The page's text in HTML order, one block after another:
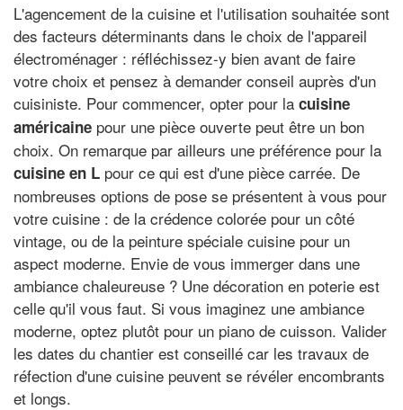
L'agencement de la cuisine et l'utilisation souhaitée sont
des facteurs déterminants dans le choix de l'appareil
électroménager : réfléchissez-y bien avant de faire
votre choix et pensez à demander conseil auprès d'un
cuisiniste. Pour commencer, opter pour la cuisine
américaine pour une pièce ouverte peut être un bon
choix. On remarque par ailleurs une préférence pour la
cuisine en L pour ce qui est d'une pièce carrée. De
nombreuses options de pose se présentent à vous pour
votre cuisine : de la crédence colorée pour un côté
vintage, ou de la peinture spéciale cuisine pour un
aspect moderne. Envie de vous immerger dans une
ambiance chaleureuse ? Une décoration en poterie est
celle qu'il vous faut. Si vous imaginez une ambiance
moderne, optez plutôt pour un piano de cuisson. Valider
les dates du chantier est conseillé car les travaux de
réfection d'une cuisine peuvent se révéler encombrants
et longs.